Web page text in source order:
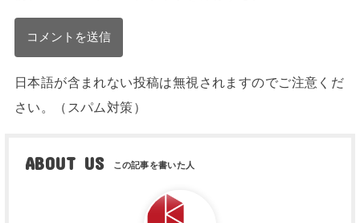
日本語が含まれない投稿は無視されますのでご注意くだ
さい。（スパム対策）
ABOUT US